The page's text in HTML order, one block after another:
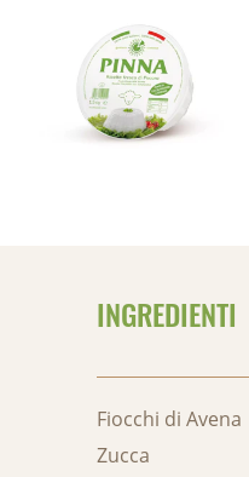
INGREDIENTI
Fiocchi di Avena
Zucca